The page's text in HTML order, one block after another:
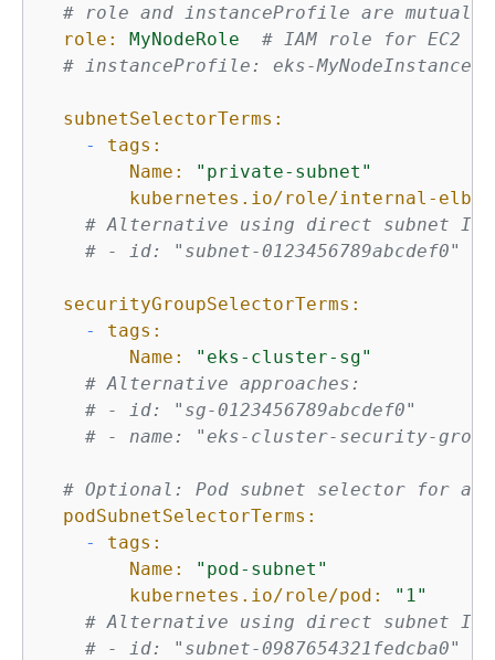
# role and instanceProfile are
role:
MyNodeRole
# IAM role for EC2
# instanceProfile: eks-
subnetSelectorTerms:
-
tags:
Name:
"private-subnet"
kubernetes.io/role/internal-elb:
# Alternative using direct subnet ID
# - id: "subnet-0123456789abcdef0"
securityGroupSelectorTerms:
-
tags:
Name:
"eks-cluster-sg"
# Alternative approaches:
# - id: "sg-0123456789abcdef0"
# - name: "eks-cluster-security-
# Optional: Pod subnet selector for
podSubnetSelectorTerms:
-
tags:
Name:
"pod-subnet"
kubernetes.io/role/pod:
"1"
# Alternative using direct subnet ID
# - id: "subnet-0987654321fedcba0"